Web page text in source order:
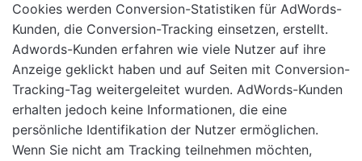
Cookies werden Conversion-Statistiken für AdWords-
Kunden, die Conversion-Tracking einsetzen, erstellt.
Adwords-Kunden erfahren wie viele Nutzer auf ihre
Anzeige geklickt haben und auf Seiten mit Conversion-
Tracking-Tag weitergeleitet wurden. AdWords-Kunden
erhalten jedoch keine Informationen, die eine
persönliche Identifikation der Nutzer ermöglichen.
Wenn Sie nicht am Tracking teilnehmen möchten,